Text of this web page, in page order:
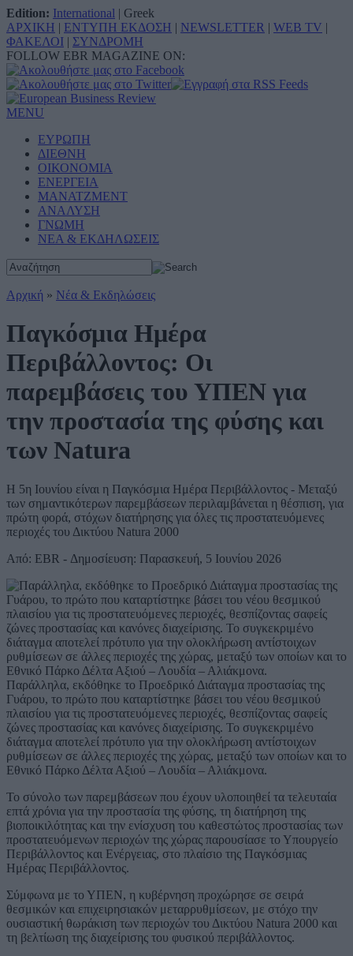
Edition: International | Greek
ΑΡΧΙΚΗ | ΕΝΤΥΠΗ ΕΚΔΟΣΗ | NEWSLETTER | WEB TV |
ΦΑΚΕΛΟΙ | ΣΥΝΔΡΟΜΗ
FOLLOW EBR MAGAZINE ON:
MENU
ΕΥΡΩΠΗ
ΔΙΕΘΝΗ
ΟΙΚΟΝΟΜΙΑ
ΕΝΕΡΓΕΙΑ
ΜΑΝΑΤΖΜΕΝΤ
ΑΝΑΛΥΣΗ
ΓΝΩΜΗ
ΝΕΑ & ΕΚΔΗΛΩΣΕΙΣ
Αρχική » Νέα & Εκδηλώσεις
Παγκόσμια Ημέρα
Περιβάλλοντος: Οι
παρεμβάσεις του ΥΠΕΝ για
την προστασία της φύσης και
των Natura
Η 5η Ιουνίου είναι η Παγκόσμια Ημέρα Περιβάλλοντος - Μεταξύ
των σημαντικότερων παρεμβάσεων περιλαμβάνεται η θέσπιση, για
πρώτη φορά, στόχων διατήρησης για όλες τις προστατευόμενες
περιοχές του Δικτύου Natura 2000
Από: EBR - Δημοσίευση: Παρασκευή, 5 Ιουνίου 2026
Παράλληλα, εκδόθηκε το Προεδρικό Διάταγμα προστασίας της
Γυάρου, το πρώτο που καταρτίστηκε βάσει του νέου θεσμικού
πλαισίου για τις προστατευόμενες περιοχές, θεσπίζοντας σαφείς
ζώνες προστασίας και κανόνες διαχείρισης. Το συγκεκριμένο
διάταγμα αποτελεί πρότυπο για την ολοκλήρωση αντίστοιχων
ρυθμίσεων σε άλλες περιοχές της χώρας, μεταξύ των οποίων και το
Εθνικό Πάρκο Δέλτα Αξιού – Λουδία – Αλιάκμονα.
Το σύνολο των παρεμβάσεων που έχουν υλοποιηθεί τα τελευταία
επτά χρόνια για την προστασία της φύσης, τη διατήρηση της
βιοποικιλότητας και την ενίσχυση του καθεστώτος προστασίας των
προστατευόμενων περιοχών της χώρας παρουσίασε το Υπουργείο
Περιβάλλοντος και Ενέργειας, στο πλαίσιο της Παγκόσμιας
Ημέρας Περιβάλλοντος.
Σύμφωνα με το ΥΠΕΝ, η κυβέρνηση προχώρησε σε σειρά
θεσμικών και επιχειρησιακών μεταρρυθμίσεων, με στόχο την
ουσιαστική θωράκιση των περιοχών του Δικτύου Natura 2000 και
τη βελτίωση της διαχείρισης του φυσικού περιβάλλοντος.